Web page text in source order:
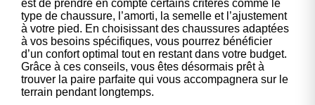
est de prendre en compte certains critères comme le
type de chaussure, l’amorti, la semelle et l’ajustement
à votre pied. En choisissant des chaussures adaptées
à vos besoins spécifiques, vous pourrez bénéficier
d’un confort optimal tout en restant dans votre budget.
Grâce à ces conseils, vous êtes désormais prêt à
trouver la paire parfaite qui vous accompagnera sur le
terrain pendant longtemps.